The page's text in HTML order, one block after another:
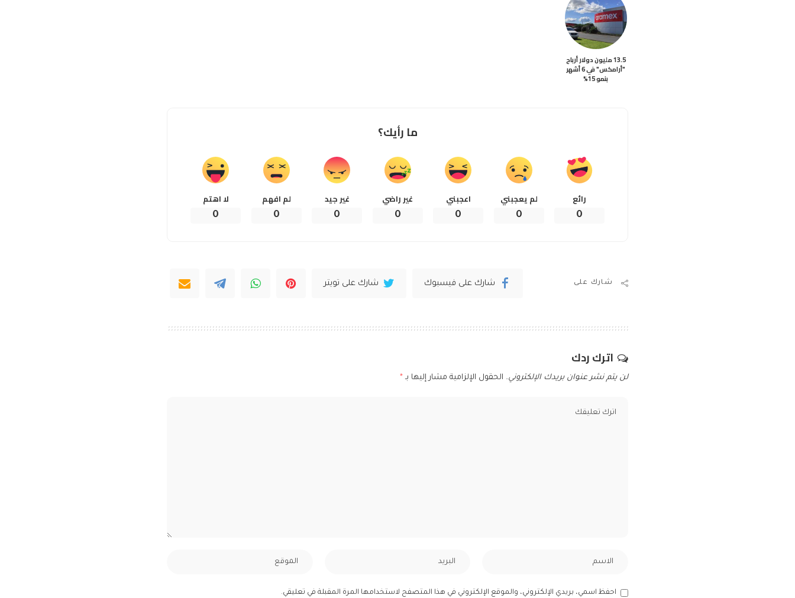
13.5 مليون دولار أرباح
"أرامكس" في 6 أشهر
بنمو 15%
ما رأيك؟
رائع
0
لم يعجبني
0
اعجبني
0
غير راضي
0
غير جيد
0
لم افهم
0
لا اهتم
0
شارك على شارك على فيسبوك شارك على تويتر
اترك ردك
لن يتم نشر عنوان بريدك الإلكتروني. الحقول الإلزامية مشار إليها بـ *
احفظ اسمي، بريدي الإلكتروني، والموقع الإلكتروني في هذا المتصفح لاستخدامها المرة المقبلة في تعليقي.